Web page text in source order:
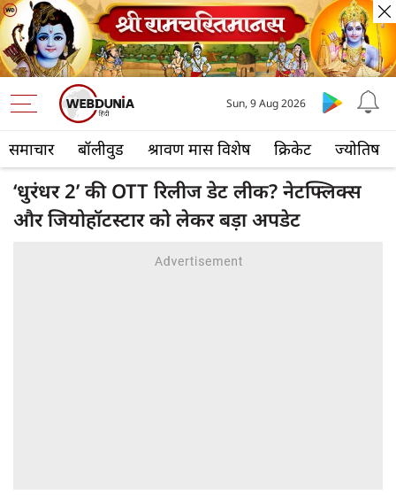
समाचार बॉलीवुड श्रावण मास विशेष क्रिकेट ज्योतिष
Sun, 9 Aug 2026
‘धुरंधर 2’ की OTT रिलीज डेट लीक? नेटफ्लिक्स
और जियोहॉटस्टार को लेकर बड़ा अपडेट